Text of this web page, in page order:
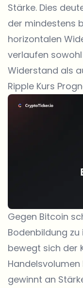
Stärke. Dies
der mindestens
horizontalen
verlaufen
Widerstand als
Ripple Kurs
Gegen Bitcoin
Bodenbildung zu
bewegt sich der
Handelsvolumen
gewinnt an